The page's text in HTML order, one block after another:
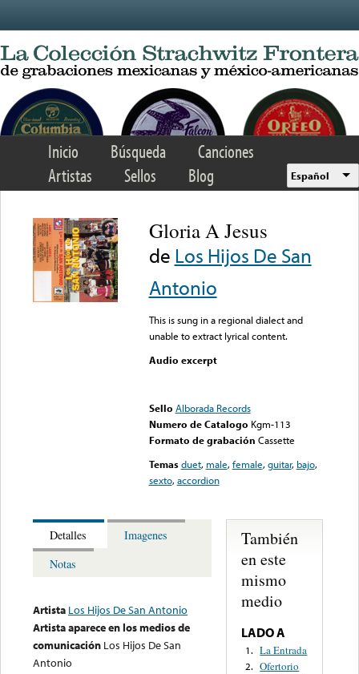
Inicio Búsqueda
Canciones
Artistas
Sellos Blog Español
Gloria A Jesus
de Los Hijos De San
Antonio
This is sung in a regional dialect and
unable to extract lyrical content.
Audio excerpt
Sello Alborada Records
Numero de Catalogo Kgm-113
Formato de grabación Cassette
Temas duet, male,female,guitar, bajo,
sexto,accordion
Detalles
Imagenes
Notas
Artista Los Hijos De San Antonio
Artista aparece en los medios de
comunicación Los Hijos De San
Antonio
También
en este
mismo
medio
LADO A
1. La Entrada
2. Ofertorio